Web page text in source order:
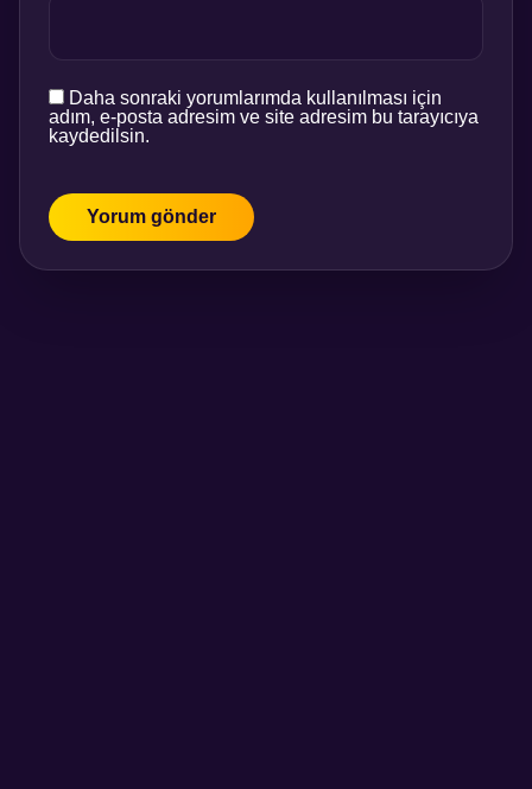
Daha sonraki yorumlarımda kullanılması için
adım, e-posta adresim ve site adresim bu tarayıcıya
kaydedilsin.